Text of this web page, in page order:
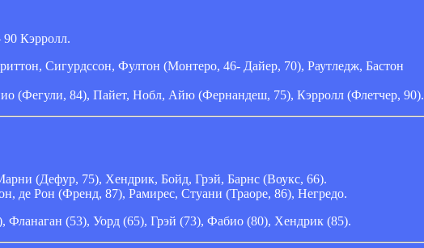
Кэрролл.
Сигурдссон, Фултон (Монтеро, 46- Дайер, 70), Раутледж, Бастон
(Фегули, 84), Пайет, Нобл, Айю (Фернандеш, 75), Кэрролл (Флетчер, 90).
(Дефур, 75), Хендрик, Бойд, Грэй, Барнс (Воукс, 66).
де Рон (Френд, 87), Рамирес, Стуани (Траоре, 86), Негредо.
Фланаган (53), Уорд (65), Грэй (73), Фабио (80), Хендрик (85).